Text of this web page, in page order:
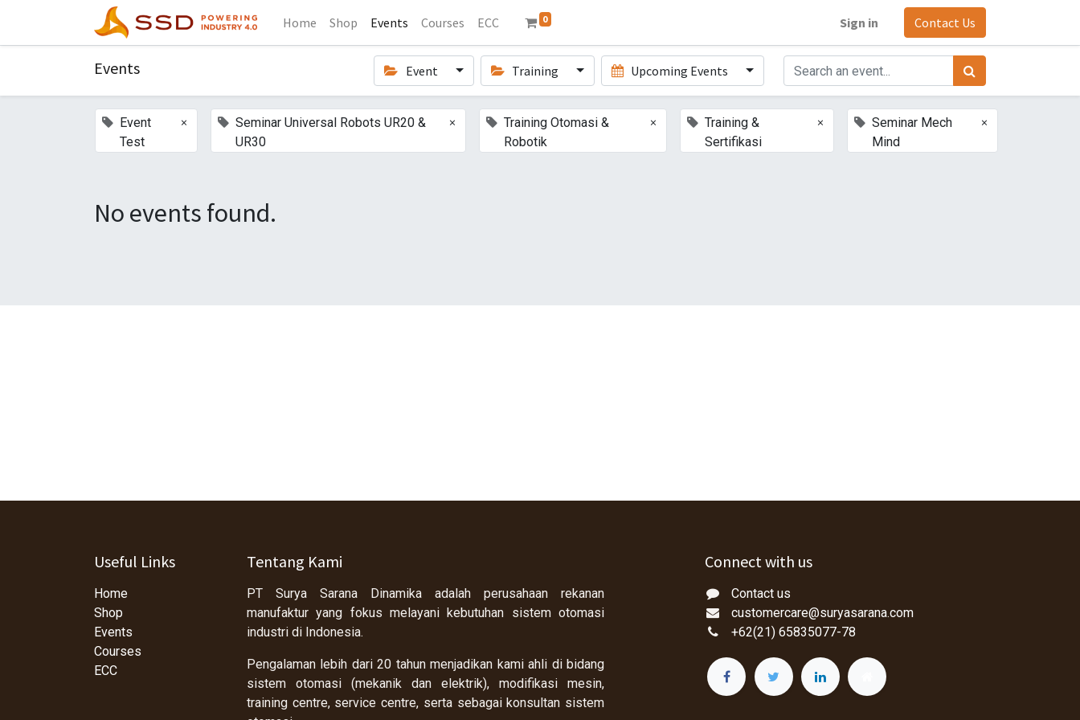
Home Shop Events Courses ECC 0 Sign in Contact Us
Events Event Training Upcoming Events
Event
Test
×
Seminar Universal Robots UR20 &
UR30
×
Training Otomasi &
Robotik
×
Training &
Sertifikasi
×
Seminar Mech
Mind
×
No events found.
Useful Links
Home
Shop
Events
Courses
ECC
Tentang Kami
PT Surya Sarana Dinamika adalah perusahaan rekanan
manufaktur yang fokus melayani kebutuhan sistem otomasi
industri di Indonesia.
Pengalaman lebih dari 20 tahun menjadikan kami ahli di bidang
sistem otomasi (mekanik dan elektrik), modifikasi mesin,
training centre, service centre, serta sebagai konsultan sistem
Connect with us
Contact us
customercare@suryasarana.com
+62(21) 65835077-78